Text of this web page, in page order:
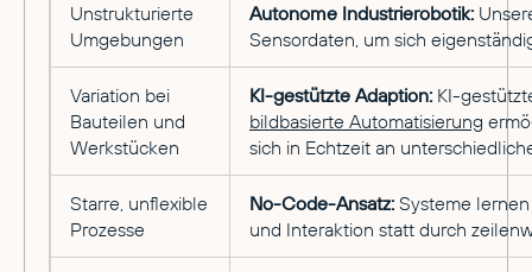
Unstrukturierte
Umgebungen
Autonome Industrierobotik:
Sensordaten, um sich
Variation bei
Bauteilen und
Werkstücken
KI-gestützte Adaption: KI-
bildbasierte Automatisierung
sich in Echtzeit an
Starre, unflexible
Prozesse
No-Code-Ansatz: Systeme
und Interaktion statt durch